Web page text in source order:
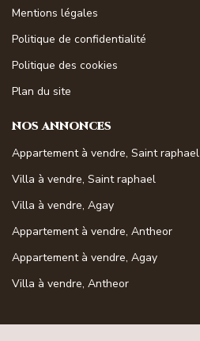
Mentions légales
Politique de confidentialité
Politique des cookies
Plan du site
NOS ANNONCES
Appartement à vendre, Saint raphael
Villa à vendre, Saint raphael
Villa à vendre, Agay
Appartement à vendre, Antheor
Appartement à vendre, Agay
Villa à vendre, Antheor